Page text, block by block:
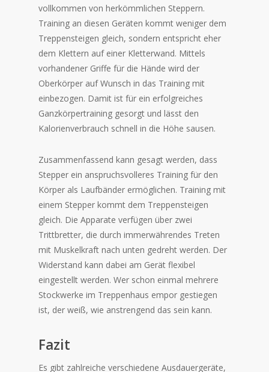
vollkommen von herkömmlichen Steppern.
Training an diesen Geräten kommt weniger dem
Treppensteigen gleich, sondern entspricht eher
dem Klettern auf einer Kletterwand. Mittels
vorhandener Griffe für die Hände wird der
Oberkörper auf Wunsch in das Training mit
einbezogen. Damit ist für ein erfolgreiches
Ganzkörpertraining gesorgt und lässt den
Kalorienverbrauch schnell in die Höhe sausen.
Zusammenfassend kann gesagt werden, dass
Stepper ein anspruchsvolleres Training für den
Körper als Laufbänder ermöglichen. Training mit
einem Stepper kommt dem Treppensteigen
gleich. Die Apparate verfügen über zwei
Trittbretter, die durch immerwährendes Treten
mit Muskelkraft nach unten gedreht werden. Der
Widerstand kann dabei am Gerät flexibel
eingestellt werden. Wer schon einmal mehrere
Stockwerke im Treppenhaus empor gestiegen
ist, der weiß, wie anstrengend das sein kann.
Fazit
Es gibt zahlreiche verschiedene Ausdauergeräte,